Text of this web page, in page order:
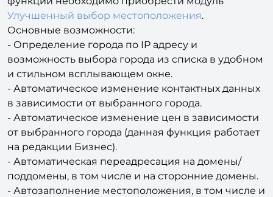
Улучшенный выбор местоположения.
Основные возможности:
- Определение города по IP адресу и
возможность выбора города из списка в удобном
и стильном всплывающем окне.
- Автоматическое изменение контактных данных
в зависимости от выбранного города.
- Автоматическое изменение цен в зависимости
от выбранного города (данная функция работает
на редакции Бизнес).
- Автоматическая переадресация на домены/
поддомены, в том числе и на сторонние домены.
- Автозаполнение местоположения, в том числе и